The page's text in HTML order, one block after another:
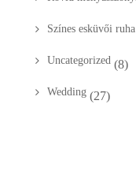
Színes esküvői ruha
Uncategorized (8)
Wedding (27)